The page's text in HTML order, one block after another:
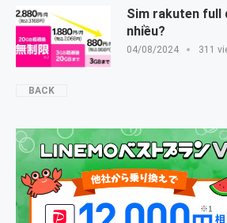
Sim rakuten full
nhiều?
04/08/2024 311
BACK